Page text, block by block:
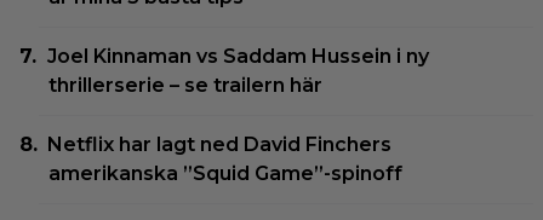
Joel Kinnaman vs Saddam Hussein i ny
thrillerserie – se trailern här
Netflix har lagt ned David Finchers
amerikanska ”Squid Game”-spinoff